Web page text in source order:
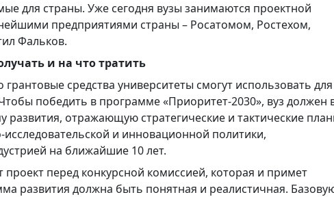
для страны. Уже сегодня вузы занимаются проектной
предприятиями страны – Росатомом, Ростехом,
Фальков.
и на что тратить
средства университеты смогут использовать для
победить в программе «Приоритет-2030», вуз должен
развития, отражающую стратегические и тактические
и инновационной политики,
на ближайшие 10 лет.
проект перед конкурсной комиссией, которая и примет
развития должна быть понятная и реалистичная.